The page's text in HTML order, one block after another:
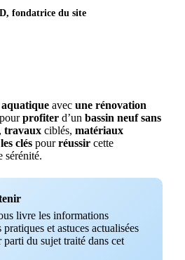
fondatrice du site
aquatique avec une rénovation
pourprofiter d’un bassin neuf sans
travaux ciblés, matériaux
les clés pourréussir cette
sérénité.
livre les informations
et astuces actualisées
du sujet traité dans cet